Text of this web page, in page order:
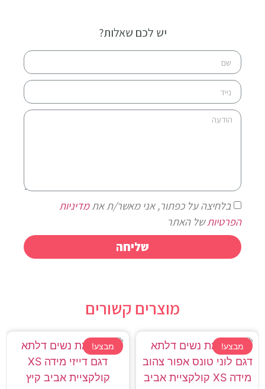
יש לכם שאלות?
בלחיצה על כפתור, אני מאשר/ת אתמדיניות
הפרטיותשל האתר
שליחה
מוצרים קשורים
מבצע! מבצע!